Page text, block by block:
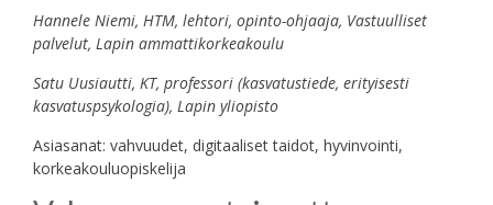
Hannele Niemi, HTM, lehtori, opinto-ohjaaja, Vastuulliset
palvelut, Lapin ammattikorkeakoulu
Satu Uusiautti, KT, professori (kasvatustiede, erityisesti
kasvatuspsykologia), Lapin yliopisto
Asiasanat: vahvuudet, digitaaliset taidot, hyvinvointi,
korkeakouluopiskelija